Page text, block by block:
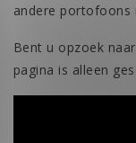
andere portofoons
Bent u opzoek
pagina is alleen